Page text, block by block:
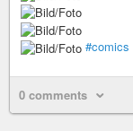
#comics
0 comments